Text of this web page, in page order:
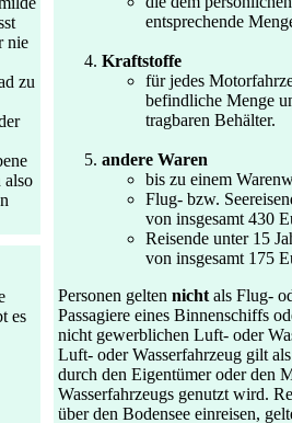
nie
zu
also
es
entsprechende
Kraftstoffe
für jedes
befindliche Menge
tragbaren Behälter.
andere Waren
bis zu einem
Flug- bzw.
von insgesamt 430
Reisende unter 15
von insgesamt 175
Personen gelten nicht als Flug-
Passagiere eines Binnenschiffs
nicht gewerblichen Luft- oder
Luft- oder Wasserfahrzeug gilt
durch den Eigentümer oder den
Wasserfahrzeugs genutzt wird.
über den Bodensee einreisen,